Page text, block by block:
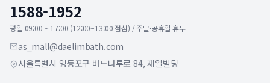
1588-1952
평일 09:00 ~ 17:00 (12:00~13:00 점심) / 주말·공휴일 휴무
as_mall@daelimbath.com
서울특별시 영등포구 버드나루로 84, 제일빌딩